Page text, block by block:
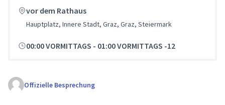
vor dem Rathaus
Hauptplatz, Innere Stadt, Graz, Graz, Steiermark
00:00 VORMITTAGS - 01:00 VORMITTAGS -12
Offizielle Besprechung